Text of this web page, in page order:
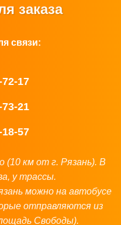
заказа
связи:
17
21
57
(10 км от г. Рязань). В
у трассы.
можно на автобусе
отправляются из
Свободы).